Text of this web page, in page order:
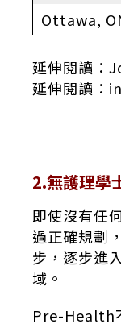
Ottawa,
延伸閱讀：
延伸閱讀：
2.無護理學
即使沒有任
過正確規劃
步，逐步進
域。
Pre-Health